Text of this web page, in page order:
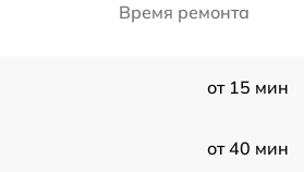
Время ремонта
от 15 мин
от 40 мин